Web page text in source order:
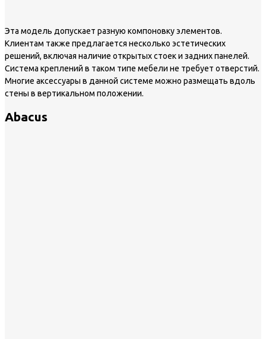
Эта модель допускает разную компоновку элементов.
Клиентам также предлагается несколько эстетических
решений, включая наличие открытых стоек и задних панелей.
Система креплений в таком типе мебели не требует отверстий.
Многие аксессуары в данной системе можно размещать вдоль
стены в вертикальном положении.
Abacus